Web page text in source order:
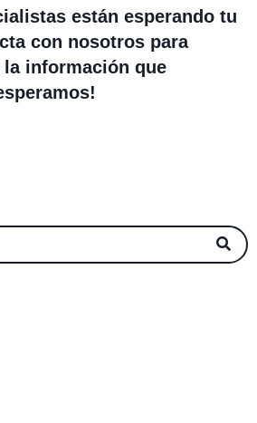
están esperando tu
con nosotros para
información que